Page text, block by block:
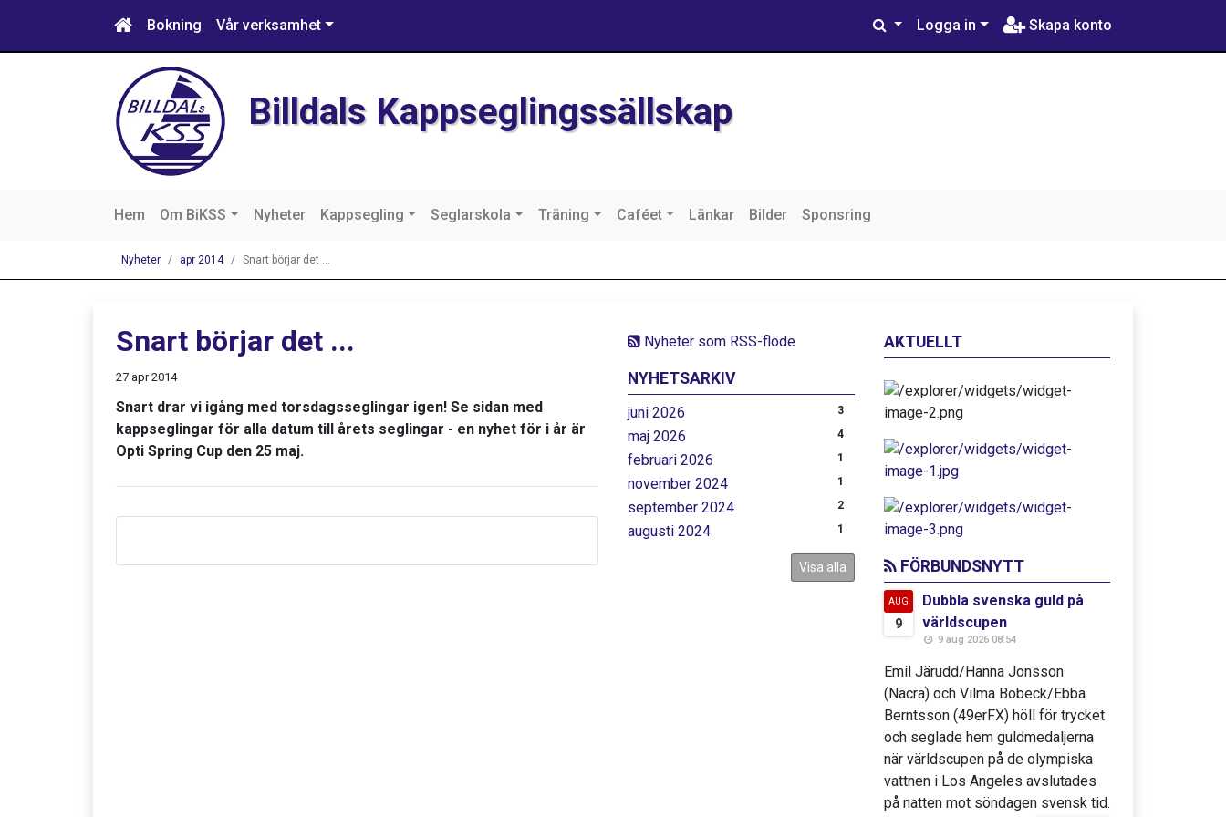
Bokning Vår verksamhet Logga in Skapa konto
Billdals Kappseglingssällskap
Hem Om BiKSS Nyheter Kappsegling Seglarskola Träning Caféet Länkar Bilder Sponsring
Nyheter apr 2014 Snart börjar det ...
Nyheter som RSS-flöde
NYHETSARKIV
juni 2026 3
maj 2026 4
februari 2026 1
november 2024 1
september 2024 2
augusti 2024 1
Visa alla
Snart börjar det ...
27 apr 2014
Snart drar vi igång med torsdagsseglingar igen! Se sidan med
kappseglingar för alla datum till årets seglingar - en nyhet för i år är
Opti Spring Cup den 25 maj.
AKTUELLT
FÖRBUNDSNYTT
AUG
9
Dubbla svenska guld på
världscupen
9 aug 2026 08:54
Emil Järudd/Hanna Jonsson
(Nacra) och Vilma Bobeck/Ebba
Berntsson (49erFX) höll för trycket
och seglade hem guldmedaljerna
när världscupen på de olympiska
vattnen i Los Angeles avslutades
på natten mot söndagen svensk tid.